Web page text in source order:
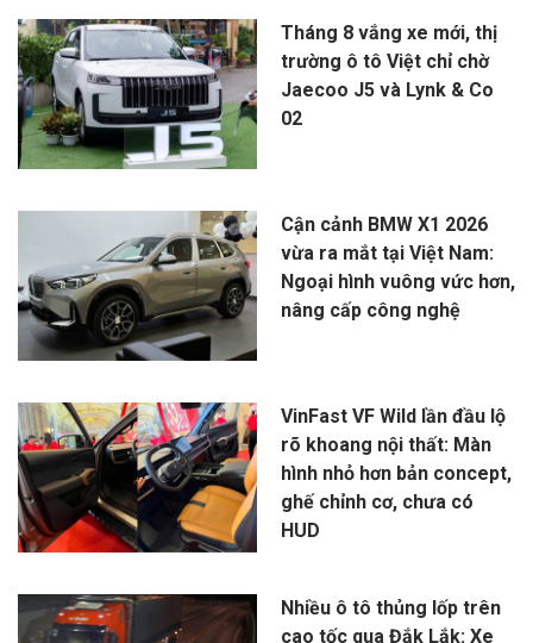
Tháng 8 vắng xe mới, thị
trường ô tô Việt chỉ chờ
Jaecoo J5 và Lynk & Co
02
Cận cảnh BMW X1 2026
vừa ra mắt tại Việt Nam:
Ngoại hình vuông vức hơn,
nâng cấp công nghệ
VinFast VF Wild lần đầu lộ
rõ khoang nội thất: Màn
hình nhỏ hơn bản concept,
ghế chỉnh cơ, chưa có
HUD
Nhiều ô tô thủng lốp trên
cao tốc qua Đắk Lắk: Xe